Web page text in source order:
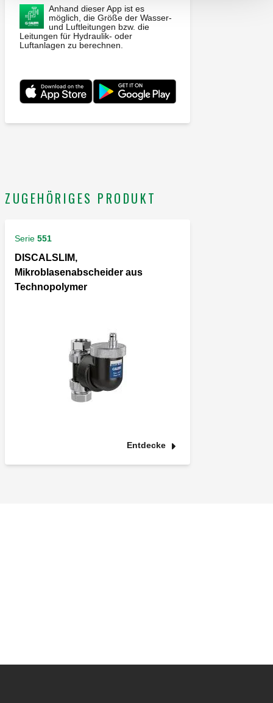
Anhand dieser App ist es
möglich, die Größe der Wasser-
und Luftleitungen bzw. die
Leitungen für Hydraulik- oder
Luftanlagen zu berechnen.
ZUGEHÖRIGES PRODUKT
Serie 551
DISCALSLIM,
Mikroblasenabscheider aus
Technopolymer
Entdecke